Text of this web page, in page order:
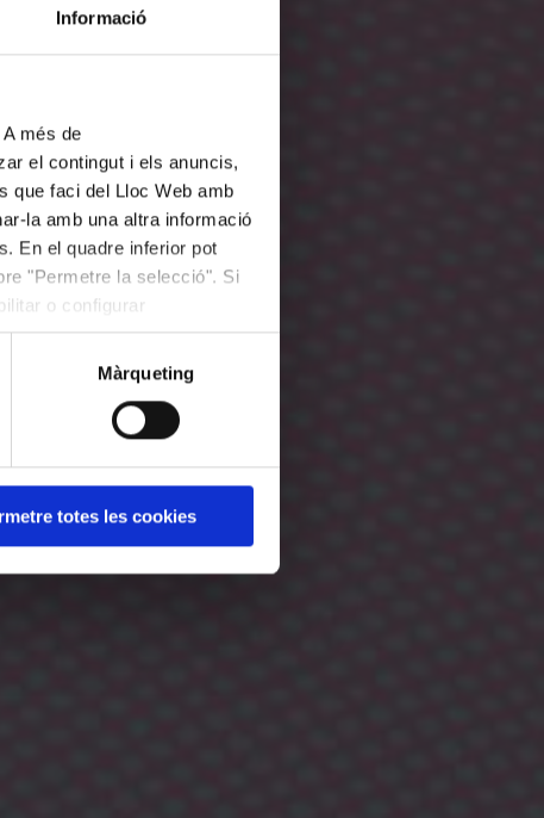
Informació
més de
el contingut i els anuncis,
que faci del Lloc Web amb
la amb una altra informació
En el quadre inferior pot
"Permetre la selecció". Si
o configurar
Màrqueting
totes les cookies